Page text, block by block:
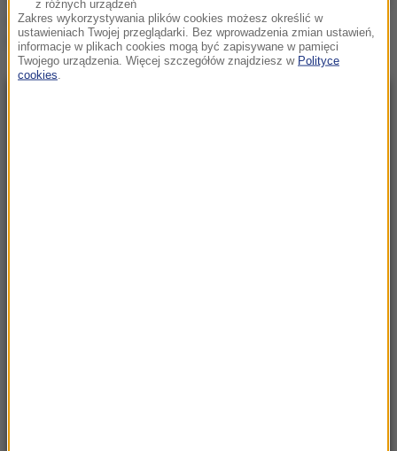
w Waszyngtonie. Pegula
znów górą
z różnych urządzeń
Zakres wykorzystywania plików cookies możesz określić w
ustawieniach Twojej przeglądarki. Bez wprowadzenia zmian ustawień,
informacje w plikach cookies mogą być zapisywane w pamięci
Twojego urządzenia. Więcej szczegółów znajdziesz w Polityce
cookies